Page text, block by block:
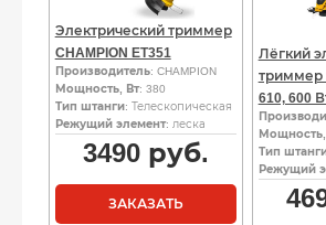
Электрический триммер
CHAMPION ET351
Производитель: CHAMPION
Мощность, Вт: 380
Тип штанги: Телескопическая
Режущий элемент: леска
3490руб.
ЗАКАЗАТЬ
Лёгкий
триммер
610, 600
Мощность,
Тип
Режущий